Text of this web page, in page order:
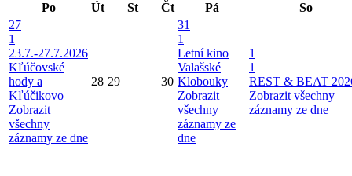
Po
Út St Čt Pá
So
27
1
23.7.-27.7.2026
Kľúčovské
hody a
Kľúčikovo
Zobrazit
všechny
záznamy ze dne
28 29 30
31
1
Letní kino
Valašské
Klobouky
Zobrazit
všechny
záznamy ze
dne
1
1
REST & BEAT
Zobrazit všechny
záznamy ze dne